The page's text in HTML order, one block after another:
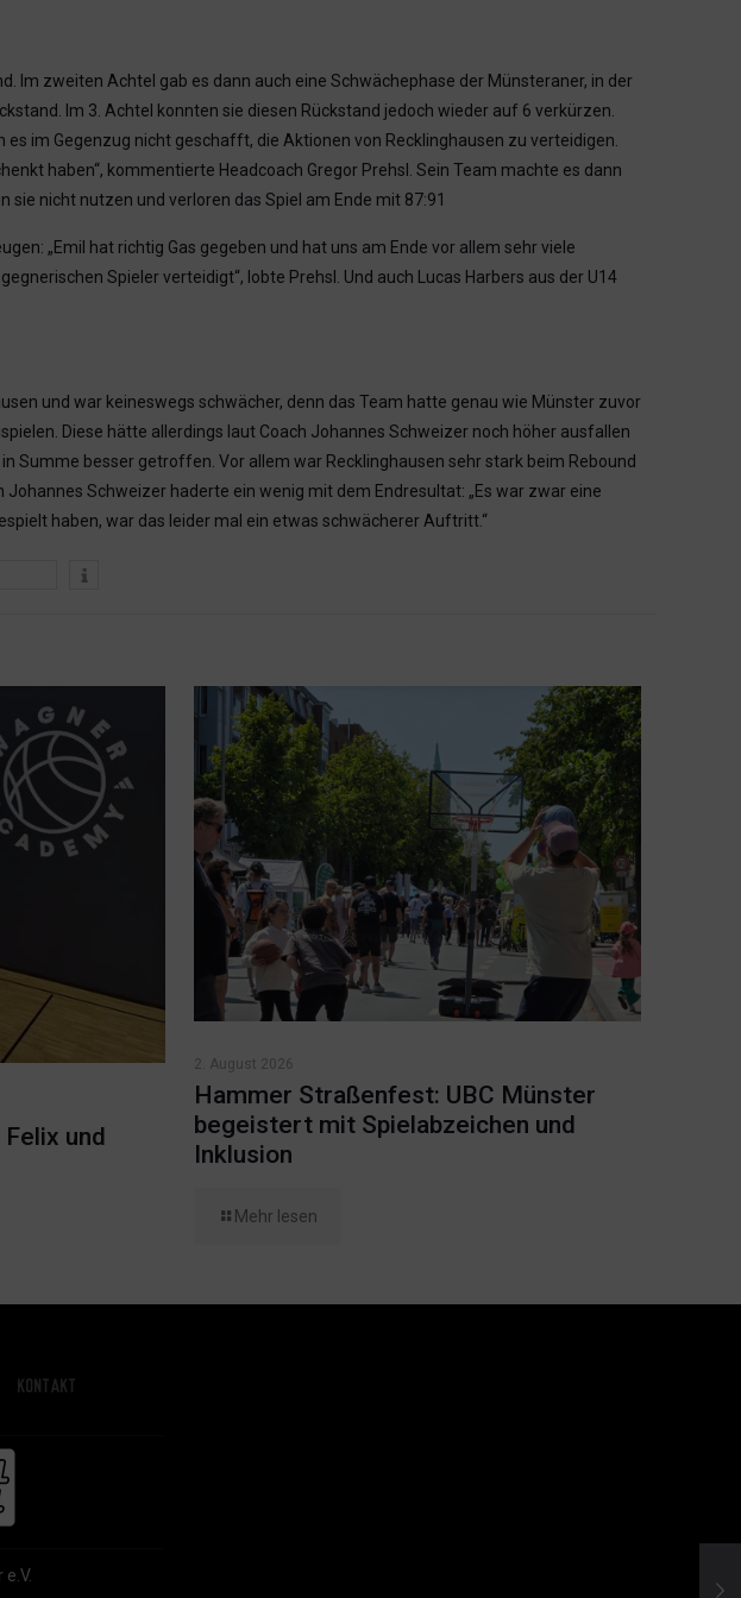
Im zweiten Achtel gab es dann auch eine Schwächephase der Münsteraner, in der
Im 3. Achtel konnten sie diesen Rückstand jedoch wieder auf 6 verkürzen.
im Gegenzug nicht geschafft, die Aktionen von Recklinghausen zu verteidigen.
haben“, kommentierte Headcoach Gregor Prehsl. Sein Team machte es dann
nicht nutzen und verloren das Spiel am Ende mit 87:91
„Emil hat richtig Gas gegeben und hat uns am Ende vor allem sehr viele
Spieler verteidigt“, lobte Prehsl. Und auch Lucas Harbers aus der U14
und war keineswegs schwächer, denn das Team hatte genau wie Münster zuvor
Diese hätte allerdings laut Coach Johannes Schweizer noch höher ausfallen
Summe besser getroffen. Vor allem war Recklinghausen sehr stark beim Rebound
Schweizer haderte ein wenig mit dem Endresultat: „Es war zwar eine
haben, war das leider mal ein etwas schwächerer Auftritt.“
und
2. August 2026
Hammer Straßenfest: UBC Münster
begeistert mit Spielabzeichen und
Inklusion
Mehr lesen
Kontakt